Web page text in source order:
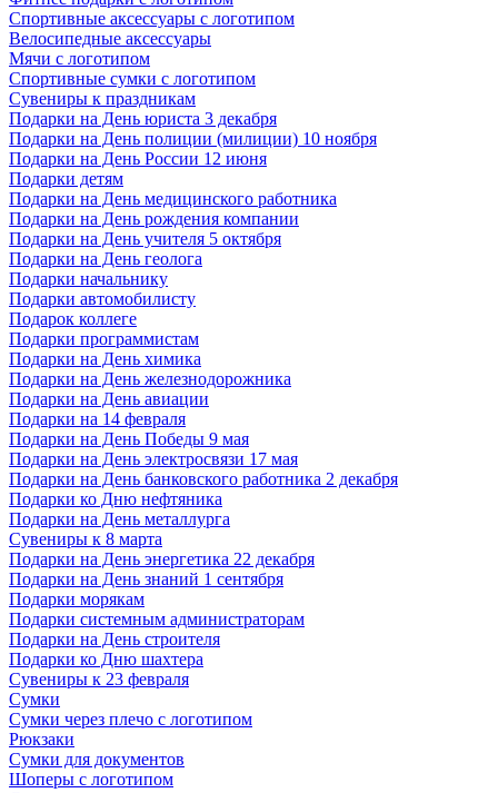
Спортивные аксессуары с логотипом
Велосипедные аксессуары
Мячи с логотипом
Спортивные сумки с логотипом
Сувениры к праздникам
Подарки на День юриста 3 декабря
Подарки на День полиции (милиции) 10 ноября
Подарки на День России 12 июня
Подарки детям
Подарки на День медицинского работника
Подарки на День рождения компании
Подарки на День учителя 5 октября
Подарки на День геолога
Подарки начальнику
Подарки автомобилисту
Подарок коллеге
Подарки программистам
Подарки на День химика
Подарки на День железнодорожника
Подарки на День авиации
Подарки на 14 февраля
Подарки на День Победы 9 мая
Подарки на День электросвязи 17 мая
Подарки на День банковского работника 2 декабря
Подарки ко Дню нефтяника
Подарки на День металлурга
Сувениры к 8 марта
Подарки на День энергетика 22 декабря
Подарки на День знаний 1 сентября
Подарки морякам
Подарки системным администраторам
Подарки на День строителя
Подарки ко Дню шахтера
Сувениры к 23 февраля
Сумки
Сумки через плечо с логотипом
Рюкзаки
Сумки для документов
Шоперы с логотипом